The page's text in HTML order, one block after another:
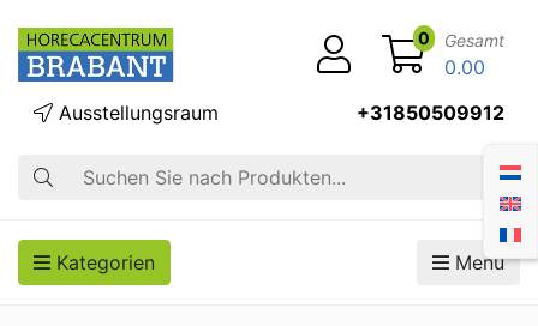
Suche
Ausstellungsraum +31850509912
0 Gesamt
0.00
Kategorien Menü